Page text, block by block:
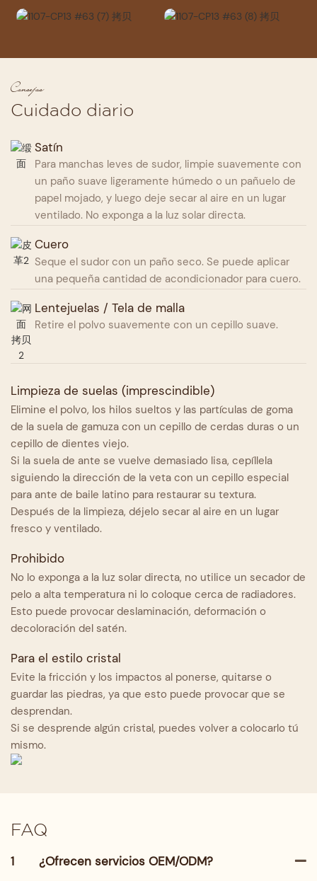
Consejos
Cuidado diario
Satín
Para manchas leves de sudor, limpie suavemente con
un paño suave ligeramente húmedo o un pañuelo de
papel mojado, y luego deje secar al aire en un lugar
ventilado. No exponga a la luz solar directa.
Cuero
Seque el sudor con un paño seco. Se puede aplicar
una pequeña cantidad de acondicionador para cuero.
Lentejuelas / Tela de malla
Retire el polvo suavemente con un cepillo suave.
Limpieza de suelas (imprescindible)
Elimine el polvo, los hilos sueltos y las partículas de goma
de la suela de gamuza con un cepillo de cerdas duras o un
cepillo de dientes viejo.
Si la suela de ante se vuelve demasiado lisa, cepíllela
siguiendo la dirección de la veta con un cepillo especial
para ante de baile latino para restaurar su textura.
Después de la limpieza, déjelo secar al aire en un lugar
fresco y ventilado.
Prohibido
No lo exponga a la luz solar directa, no utilice un secador de
pelo a alta temperatura ni lo coloque cerca de radiadores.
Esto puede provocar deslaminación, deformación o
decoloración del satén.
Para el estilo cristal
Evite la fricción y los impactos al ponerse, quitarse o
guardar las piedras, ya que esto puede provocar que se
desprendan.
Si se desprende algún cristal, puedes volver a colocarlo tú
mismo.
FAQ
1
¿Ofrecen servicios OEM/ODM?